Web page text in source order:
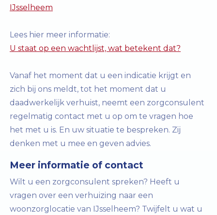
IJsselheem
Lees hier meer informatie:
U staat op een wachtlijst, wat betekent dat?
Vanaf het moment dat u een indicatie krijgt en
zich bij ons meldt, tot het moment dat u
daadwerkelijk verhuist, neemt een zorgconsulent
regelmatig contact met u op om te vragen hoe
het met u is. En uw situatie te bespreken. Zij
denken met u mee en geven advies.
Meer informatie of contact
Wilt u een zorgconsulent spreken? Heeft u
vragen over een verhuizing naar een
woonzorglocatie van IJsselheem? Twijfelt u wat u